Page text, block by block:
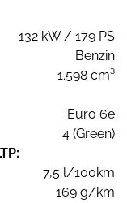
132 kW / 179 PS
Benzin
1.598 cm³
Euro 6e
4 (Green)
7,5 l/100km
169 g/km